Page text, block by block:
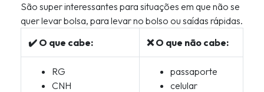
São super interessantes para situações em que não se
quer levar bolsa, para levar no bolso ou saídas rápidas.
✔️ O que cabe:
❌ O que não cabe:
RG
CNH
passaporte
celular